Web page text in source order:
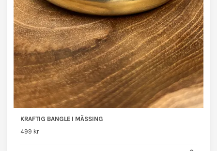
KRAFTIG BANGLE I MÄSSING
499 kr